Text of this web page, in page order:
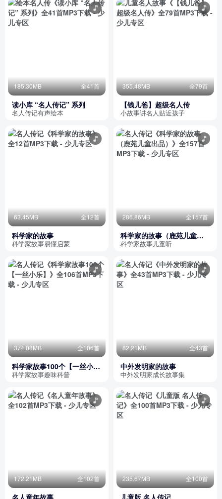
185.30MB 全41首
读小库 “名人传记” 系列
名人传记有声绘本
355.48MB 全79首
【钱儿爸】超级名人传
小故事讲名人贴近孩子
63.45MB 全12首
科学家的故事
科学家故事易懂启蒙
286.86MB 全157首
科学家的故事（鹿苑儿童出
品）
科学家故事儿童听
374.08MB 全106首
科学家故事100个【一丝小
乐】
科学家故事趣味科普
82.21MB 全43首
中外发明家的故事
中外发明家成长故事集
172.21MB 全102首
名人童年故事
235.67MB 全100首
儿童版 名人传记